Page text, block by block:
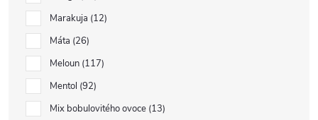
Marakuja 12
Máta 26
Meloun 117
Mentol 92
Mix bobulovitého ovoce 13